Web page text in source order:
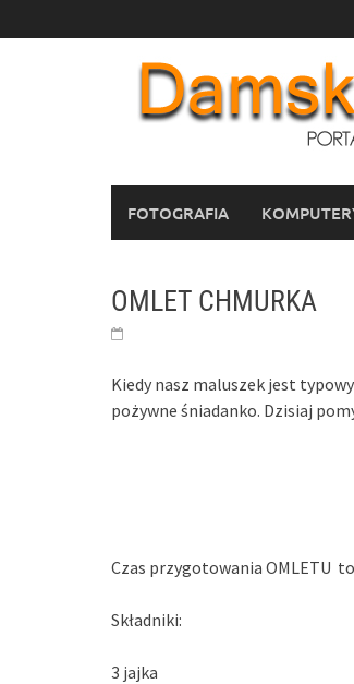
to
FOTOGRAFIA
OMLET CHMURKA
Kiedy nasz maluszek jest
pożywne śniadanko. Dzisiaj
Czas przygotowania OMLETU
Składniki:
3 jajka